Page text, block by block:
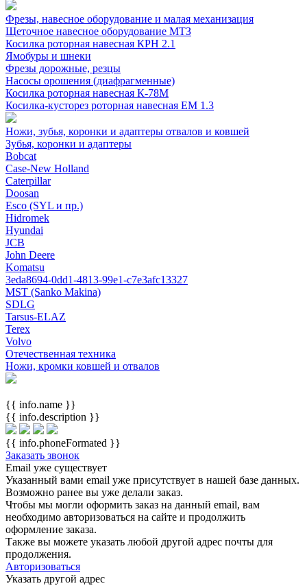
Фрезы, навесное оборудование и малая механизация
Щеточное навесное оборудование МТЗ
Косилка роторная навесная КРН 2.1
Ямобуры и шнеки
Фрезы дорожные, резцы
Насосы орошения (диафрагменные)
Косилка роторная навесная К-78М
Косилка-кусторез роторная навесная ЕМ 1.3
Ножи, зубья, коронки и адаптеры отвалов и ковшей
Зубья, коронки и адаптеры
Bobcat
Case-New Holland
Caterpillar
Doosan
Esco (SYL и пр.)
Hidromek
Hyundai
JCB
John Deere
Komatsu
3eda8694-0dd1-4813-99e1-c7e3afc13327
MST (Sanko Makina)
SDLG
Tarsus-ELAZ
Terex
Volvo
Отечественная техника
Ножи, кромки ковшей и отвалов
{{ info.name }}
{{ info.description }}
{{ info.phoneFormated }}
Заказать звонок
Email уже существует
Указанный вами email уже присутствует в нашей базе данных.
Возможно ранее вы уже делали заказ.
Чтобы мы могли оформить заказ на данный email, вам
необходимо авторизоваться на сайте и продолжить
оформление заказа.
Также вы можете указать любой другой адрес почты для
продолжения.
Авторизоваться
Указать другой адрес